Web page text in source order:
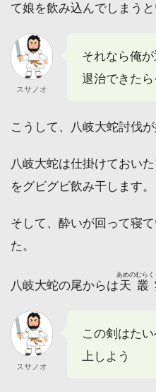
て娘を飲み込んでしまう
スサノオ
それなら俺が
退治できた
こうして、八岐大蛇討伐が
八岐大蛇は仕掛けておい
をグビグビ飲み干します。
そして、酔いが回って寝
た。
八岐大蛇の尾からは天叢
あめのむら
スサノオ
この剣はた
上しよう